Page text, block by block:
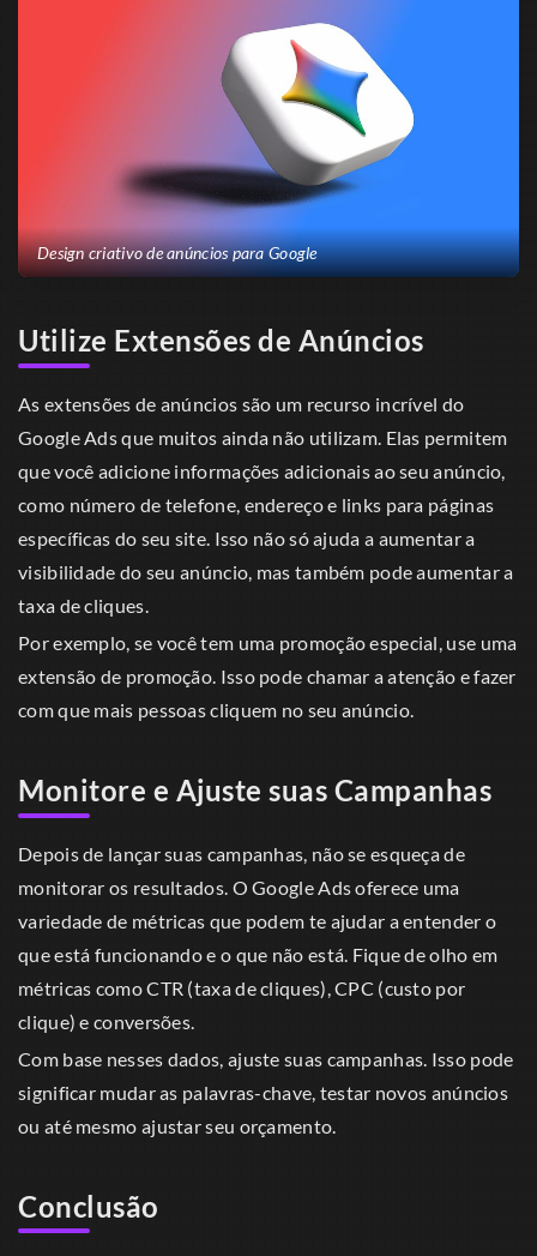
Design criativo de anúncios para Google
Utilize Extensões de Anúncios
As extensões de anúncios são um recurso incrível do
Google Ads que muitos ainda não utilizam. Elas permitem
que você adicione informações adicionais ao seu anúncio,
como número de telefone, endereço e links para páginas
específicas do seu site. Isso não só ajuda a aumentar a
visibilidade do seu anúncio, mas também pode aumentar a
taxa de cliques.
Por exemplo, se você tem uma promoção especial, use uma
extensão de promoção. Isso pode chamar a atenção e fazer
com que mais pessoas cliquem no seu anúncio.
Monitore e Ajuste suas Campanhas
Depois de lançar suas campanhas, não se esqueça de
monitorar os resultados. O Google Ads oferece uma
variedade de métricas que podem te ajudar a entender o
que está funcionando e o que não está. Fique de olho em
métricas como CTR (taxa de cliques), CPC (custo por
clique) e conversões.
Com base nesses dados, ajuste suas campanhas. Isso pode
significar mudar as palavras-chave, testar novos anúncios
ou até mesmo ajustar seu orçamento.
Conclusão